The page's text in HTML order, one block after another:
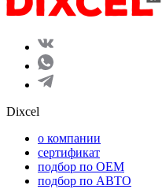
Dixcel
o компании
сертификат
подбор по OEM
подбор по АВТО